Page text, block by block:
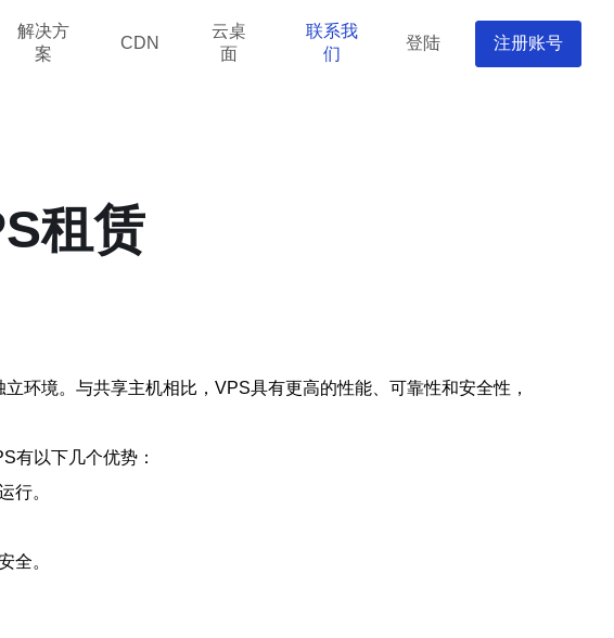
解决方
案
CDN
云桌
面
联系我
们
登陆 注册账号
租赁
环境。与共享主机相比，VPS具有更高的性能、可靠性和安全性，
有以下几个优势：
行。
全。